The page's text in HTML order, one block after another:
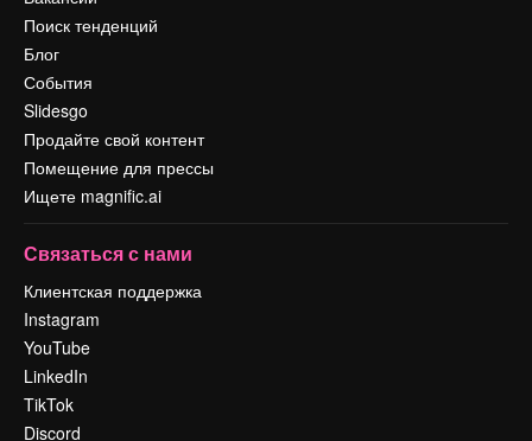
Поиск тенденций
Блог
События
Slidesgo
Продайте свой контент
Помещение для прессы
Ищете magnific.ai
Связаться с нами
Клиентская поддержка
Instagram
YouTube
LinkedIn
TikTok
Discord